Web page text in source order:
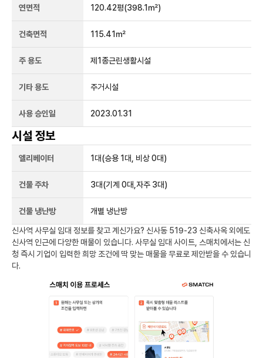
연면적 120.42평(398.1㎡)
건축면적 115.41㎡
주 용도 제1종근린생활시설
기타 용도 주거시설
사용 승인일 2023.01.31
시설 정보
엘리베이터 1 대(승용 1대, 비상 0대)
건물 주차 3대(기계 0대,자주 3대)
건물 냉난방 개별 냉난방
신사역 사무실 임대 정보를 찾고 계신가요? 신사동 519-23 신축사옥외에도
신사역 인근에 다양한 매물이 있습니다. 사무실 임대 사이트, 스매치에서는 신
청 즉시 기업이 입력한 희망 조건에 딱 맞는 매물을 무료로 제안받을 수 있습니
다.